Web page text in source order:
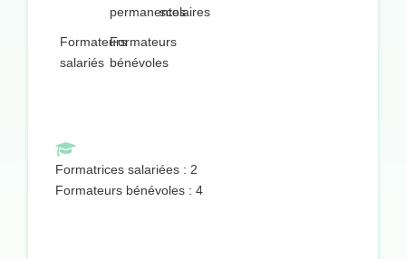
permanentesscolaires
Formateurs
salariés
Formateurs
bénévoles
Formatrices salariées : 2
Formateurs bénévoles : 4